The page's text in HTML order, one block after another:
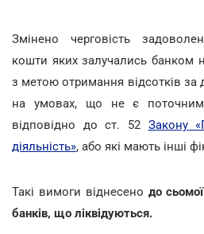
Змінено черговість
кошти яких залучались банком
з метою отримання відсотків
на умовах, що не є
відповідно до ст. 52 Закону
діяльність», або які мають інші
Такі вимоги віднесено до
банків, що ліквідуються.